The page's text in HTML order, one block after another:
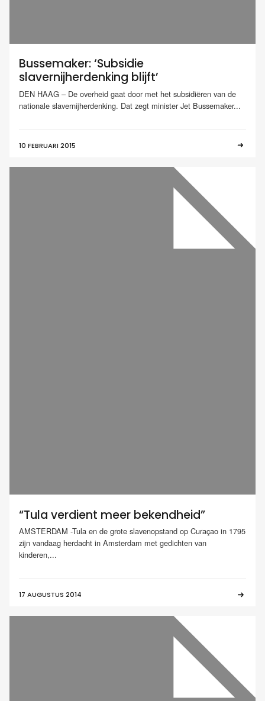
Bussemaker: ‘Subsidie
slavernijherdenking blijft’
DEN HAAG – De overheid gaat door met het subsidiëren van de
nationale slavernijherdenking. Dat zegt minister Jet Bussemaker...
10 FEBRUARI 2015
“Tula verdient meer bekendheid”
AMSTERDAM -Tula en de grote slavenopstand op Curaçao in 1795
zijn vandaag herdacht in Amsterdam met gedichten van
kinderen,...
17 AUGUSTUS 2014